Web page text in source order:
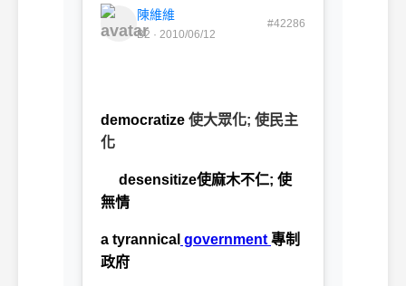
陳維維
B2 · 2010/06/12
#42286
democratize 使大眾化; 使民主
化
desensitize使麻木不仁; 使
無情
a tyrannical government 專制
政府